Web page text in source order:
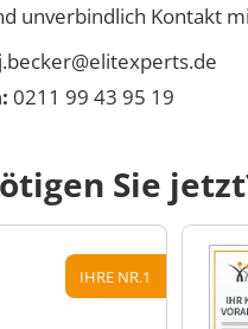
unverbindlich Kontakt
j.becker@elitexperts.de
0211 99 43 95 19
Sie
IHRE NR.1